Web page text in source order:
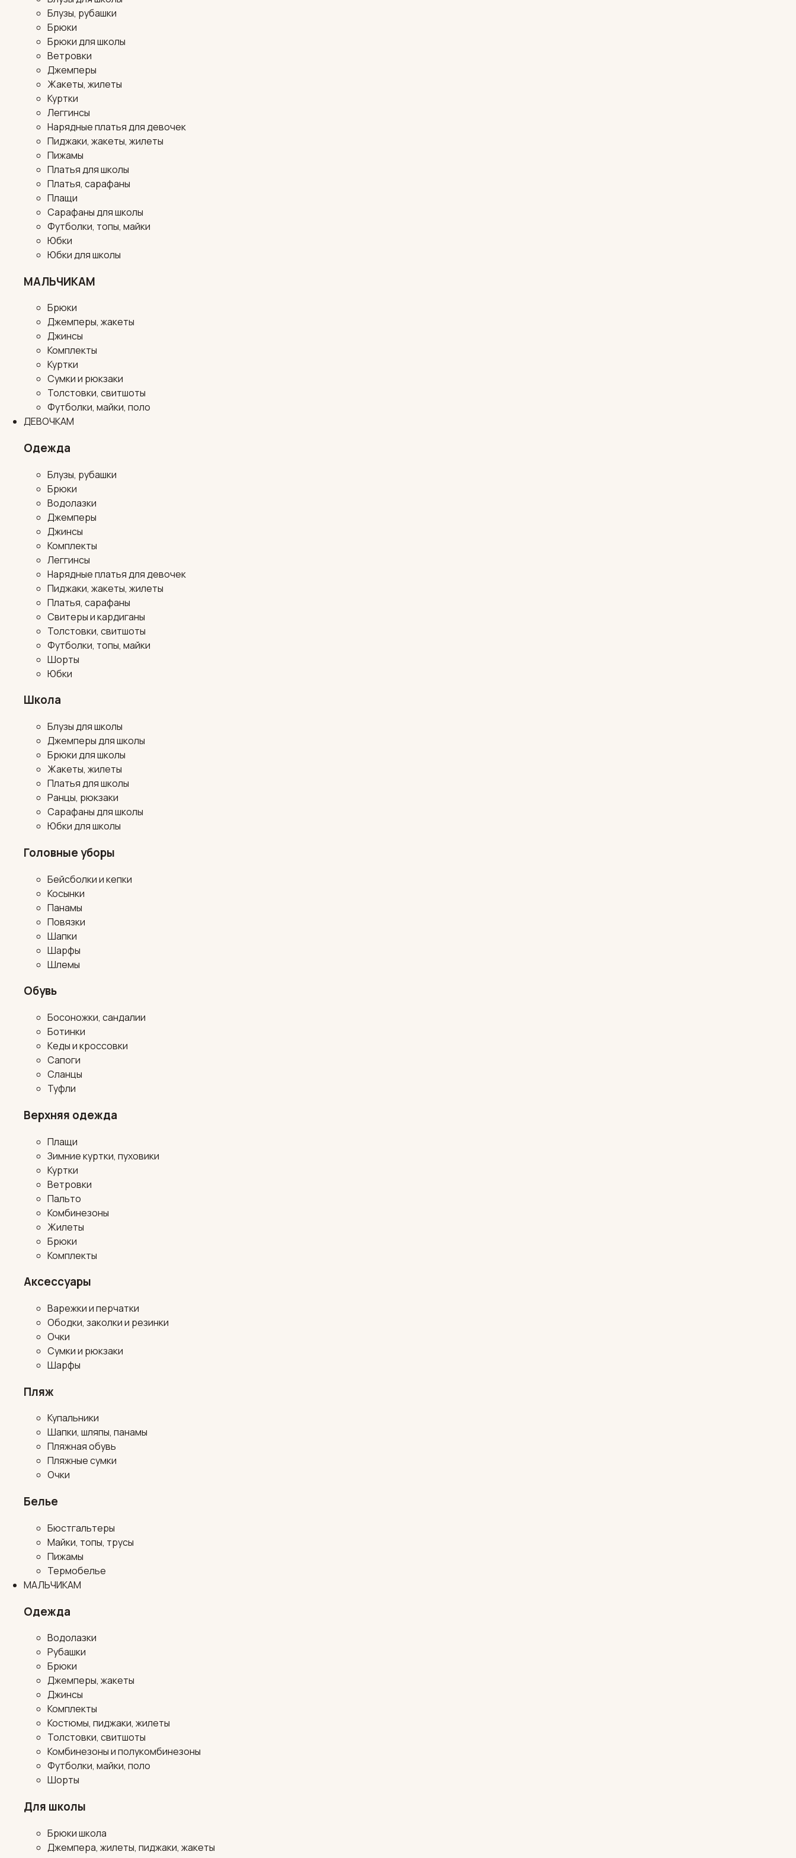
Блузы, рубашки
Брюки
Брюки для школы
Ветровки
Джемперы
Жакеты, жилеты
Куртки
Леггинсы
Нарядные платья для девочек
Пиджаки, жакеты, жилеты
Пижамы
Платья для школы
Платья, сарафаны
Плащи
Сарафаны для школы
Футболки, топы, майки
Юбки
Юбки для школы
МАЛЬЧИКАМ
Брюки
Джемперы, жакеты
Джинсы
Комплекты
Куртки
Сумки и рюкзаки
Толстовки, свитшоты
Футболки, майки, поло
ДЕВОЧКАМ
Одежда
Блузы, рубашки
Брюки
Водолазки
Джемперы
Джинсы
Комплекты
Леггинсы
Нарядные платья для девочек
Пиджаки, жакеты, жилеты
Платья, сарафаны
Свитеры и кардиганы
Толстовки, свитшоты
Футболки, топы, майки
Шорты
Юбки
Школа
Блузы для школы
Джемперы для школы
Брюки для школы
Жакеты, жилеты
Платья для школы
Ранцы, рюкзаки
Сарафаны для школы
Юбки для школы
Головные уборы
Бейсболки и кепки
Косынки
Панамы
Повязки
Шапки
Шарфы
Шлемы
Обувь
Босоножки, сандалии
Ботинки
Кеды и кроссовки
Сапоги
Сланцы
Туфли
Верхняя одежда
Плащи
Зимние куртки, пуховики
Куртки
Ветровки
Пальто
Комбинезоны
Жилеты
Брюки
Комплекты
Аксессуары
Варежки и перчатки
Ободки, заколки и резинки
Очки
Сумки и рюкзаки
Шарфы
Пляж
Купальники
Шапки, шляпы, панамы
Пляжная обувь
Пляжные сумки
Очки
Белье
Бюстгальтеры
Майки, топы, трусы
Пижамы
Термобелье
МАЛЬЧИКАМ
Одежда
Водолазки
Рубашки
Брюки
Джемперы, жакеты
Джинсы
Комплекты
Костюмы, пиджаки, жилеты
Толстовки, свитшоты
Комбинезоны и полукомбинезоны
Футболки, майки, поло
Шорты
Для школы
Брюки школа
Джемпера, жилеты, пиджаки, жакеты